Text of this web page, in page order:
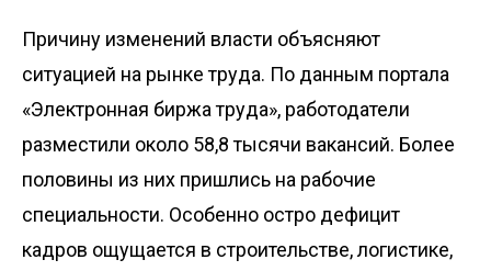
Причину изменений власти объясняют
ситуацией на рынке труда. По данным портала
«Электронная биржа труда», работодатели
разместили около 58,8 тысячи вакансий. Более
половины из них пришлись на рабочие
специальности. Особенно остро дефицит
кадров ощущается в строительстве, логистике,